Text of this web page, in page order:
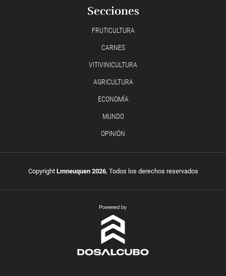
Secciones
FRUTICULTURA
CARNES
VITIVINICULTURA
AGRICULTURA
ECONOMÍA
MUNDO
OPINIÓN
Copyright Lmneuquen 2026, Todos los derechos reservados